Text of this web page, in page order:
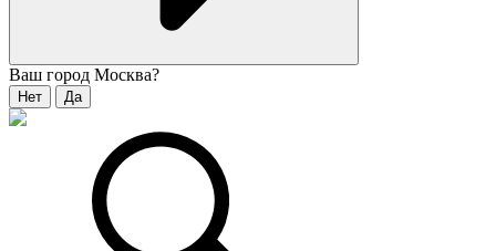
Ваш город Москва?
Нет Да